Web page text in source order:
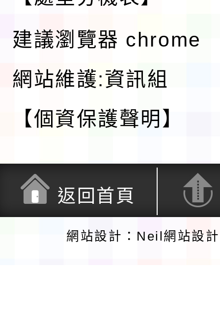
建議瀏覽器 chrome
網站維護:資訊組
【個資保護聲明】
返回首頁
網站設計：Neil網站設